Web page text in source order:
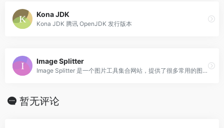
Kona JDK
Kona JDK 腾讯 OpenJDK 发行版本
Image Splitter
Image Splitter 是一个图片工具集合网站，提供了很多常用的图片小工具，免费无登录。
暂无评论